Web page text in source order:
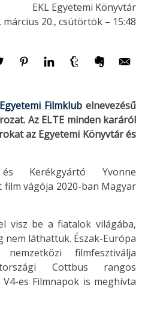
EKL Egyetemi Könyvtár
március 20., csütörtök – 15:48
Filmklub elnevezésű
Az ELTE minden karáról
az Egyetemi Könyvtár és
Kerékgyártó Yvonne
vágója 2020-ban Magyar
visz be a fiatalok világába,
láthattuk. Észak-Európa
filmfesztiválja
Cottbus rangos
es Filmnapok is meghívta